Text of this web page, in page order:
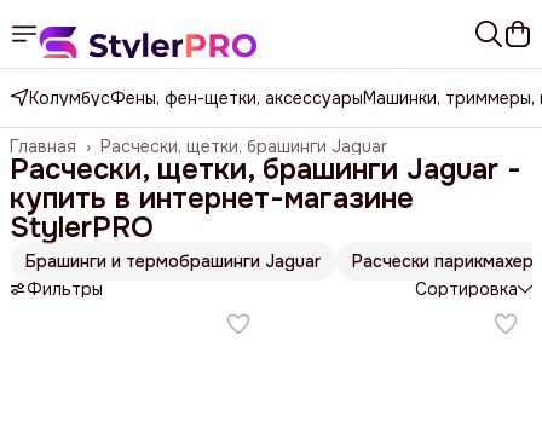
КолумбусФены, фен-щетки, аксессуарыМашинки, триммеры,
Расчески, щетки, брашинги Jaguar
Главная ›
Расчески, щетки, брашинги Jaguar -
купить в интернет-магазине
StylerPRO
Брашинги и термобрашинги Jaguar
Расчески
Фильтры
Сортировка